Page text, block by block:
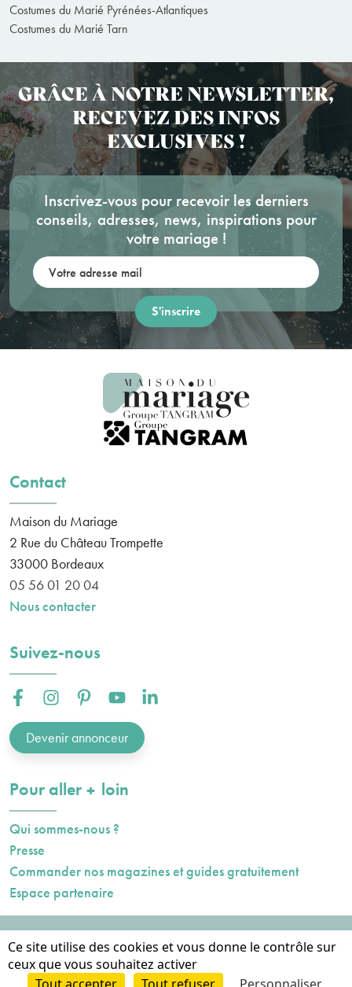
Costumes du Marié Pyrénées-Atlantiques
Costumes du Marié Tarn
GRÂCE À NOTRE NEWSLETTER,
RECEVEZ DES INFOS
EXCLUSIVES !
Inscrivez-vous pour recevoir les derniers
conseils, adresses, news, inspirations pour
votre mariage !
Contact
Maison du Mariage
2 Rue du Château Trompette
33000 Bordeaux
05 56 01 20 04
Nous contacter
Suivez-nous
Facebook :Instagram :Pinterest :Youtube :Linkedin :
Devenir annonceur
Pour aller plusloin
Qui sommes-nous ?
Presse
Commander nos magazines et guides gratuitement
Espace partenaire
Mentions légales
Données personnelles
Cookies
Ce site utilise des cookies et vous donne le contrôle sur
ceux que vous souhaitez activer